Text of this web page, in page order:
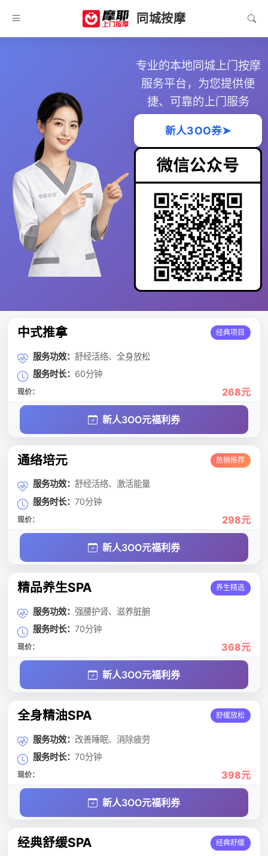
同城按摩
专业的本地同城上门按摩
服务平台，为您提供便
捷、可靠的上门服务
新人3OO券➤
中式推拿 经典项目
服务功效： 舒经活络、全身放松
服务时长： 60分钟
现价： 268元
新人3OO元福利券
通络培元 热销推荐
服务功效： 舒经活络、激活能量
服务时长： 70分钟
现价： 298元
新人3OO元福利券
精品养生SPA 养生精选
服务功效： 强腰护肾、滋养脏腑
服务时长： 70分钟
现价： 368元
新人3OO元福利券
全身精油SPA 舒缓放松
服务功效： 改善睡眠、消除疲劳
服务时长： 70分钟
现价： 398元
新人3OO元福利券
经典舒缓SPA 经典舒缓